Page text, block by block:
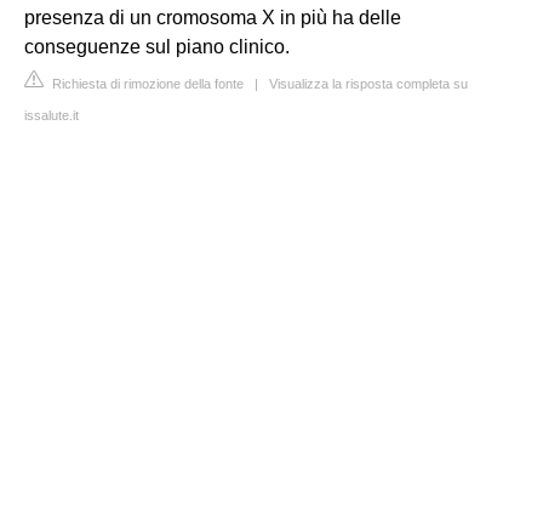
presenza di un cromosoma X in più ha delle
conseguenze sul piano clinico.
Richiesta di rimozione della fonte | Visualizza la risposta completa su
issalute.it